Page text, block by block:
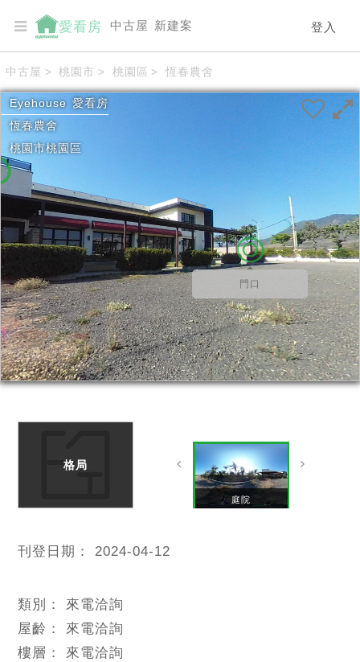
愛看房 登入
中古屋 新建案
中古屋 > 桃園市 > 桃園區 > 恆春農舍
門口
Eyehouse 愛看房
恆春農舍
桃園市桃園區
格局
庭院
刊登日期： 2024-04-12
類別： 來電洽詢
屋齡： 來電洽詢
樓層： 來電洽詢